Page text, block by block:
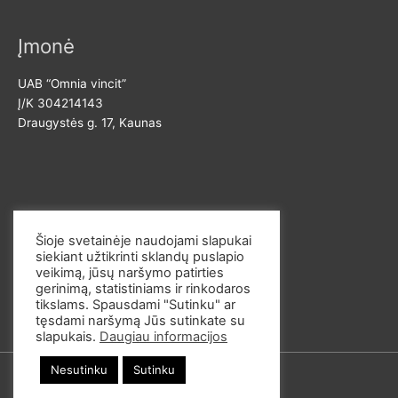
Įmonė
UAB “Omnia vincit”
Į/K 304214143
Draugystės g. 17, Kaunas
El. p. info@omvi.lt
Tel. 862033145
© 2026
Šioje svetainėje naudojami slapukai
siekiant užtikrinti sklandų puslapio
veikimą, jūsų naršymo patirties
gerinimą, statistiniams ir rinkodaros
tikslams. Spausdami "Sutinku" ar
tęsdami naršymą Jūs sutinkate su
slapukais. Daugiau informacijos
Nesutinku Sutinku